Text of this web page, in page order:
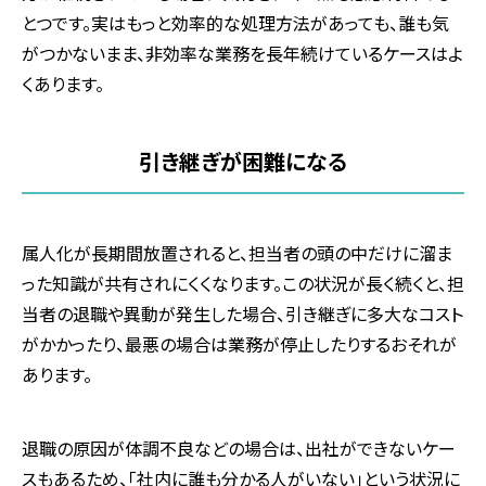
とつです。実はもっと効率的な処理方法があっても、誰も気
がつかないまま、非効率な業務を長年続けているケースはよ
くあります。
引き継ぎが困難になる
属人化が長期間放置されると、担当者の頭の中だけに溜ま
った知識が共有されにくくなります。この状況が長く続くと、担
当者の退職や異動が発生した場合、引き継ぎに多大なコスト
がかかったり、最悪の場合は業務が停止したりするおそれが
あります。
退職の原因が体調不良などの場合は、出社ができないケー
スもあるため、「社内に誰も分かる人がいない」という状況に